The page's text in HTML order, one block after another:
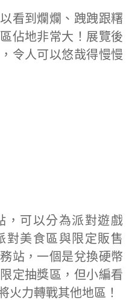
看到爛爛、跩跩跟糬
佔地非常大！展覽後
令人可以悠哉得慢慢
，可以分為派對遊戲
對美食區與限定販售
站，一個是兌換硬幣
定抽獎區，但小編看
火力轉戰其他地區！